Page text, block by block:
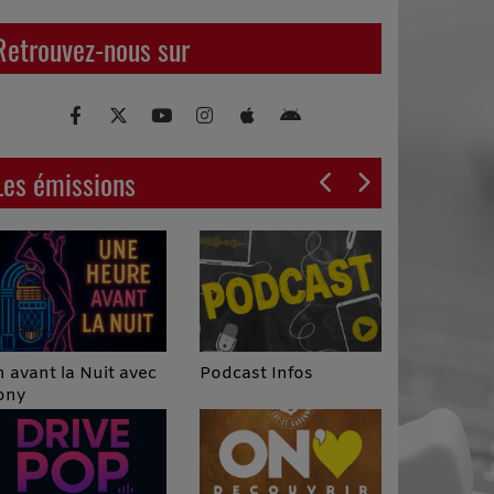
d'incroyables étincelles !
nous sur
émissions
avant la Nuit avec
Podcast Infos